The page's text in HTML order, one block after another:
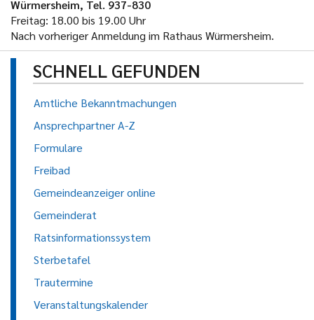
Würmersheim, Tel. 937-830
Freitag: 18.00 bis 19.00 Uhr
Nach vorheriger Anmeldung im Rathaus Würmersheim.
SCHNELL GEFUNDEN
Amtliche Bekanntmachungen
Ansprechpartner A-Z
Formulare
Freibad
Gemeindeanzeiger online
Gemeinderat
Ratsinformationssystem
Sterbetafel
Trautermine
Veranstaltungskalender